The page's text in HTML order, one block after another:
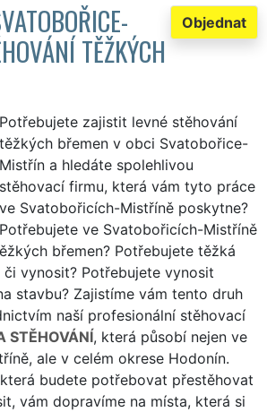
Objednat
TĚŽKÝCH
Potřebujete zajistit levné stěhování
těžkých břemen v obci Svatobořice-
Mistřín a hledáte spolehlivou
stěhovací firmu, která vám tyto práce
ve Svatobořicích-Mistříně poskytne?
Potřebujete ve Svatobořicích-Mistříně
břemen? Potřebujete těžká
vynosit? Potřebujete vynosit
stavbu? Zajistíme vám tento druh
naší profesionální stěhovací
STĚHOVÁNÍ, která působí nejen ve
ale v celém okrese Hodonín.
budete potřebovat přestěhovat
vám dopravíme na místa, která si